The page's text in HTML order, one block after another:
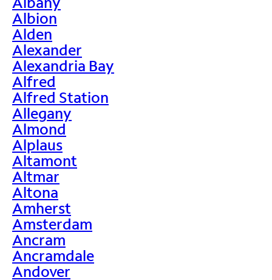
Albion
Alden
Alexander
Alexandria Bay
Alfred
Alfred Station
Allegany
Almond
Alplaus
Altamont
Altmar
Altona
Amherst
Amsterdam
Ancram
Ancramdale
Andover